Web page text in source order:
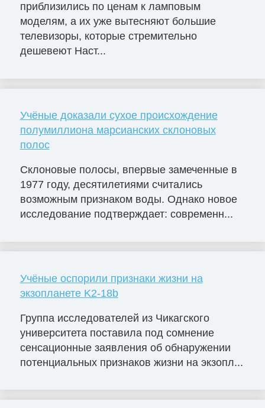
приблизились по ценам к ламповым
моделям, а их уже вытесняют большие
телевизоры, которые стремительно
дешевеют Наст...
Учёные доказали сухое происхождение
полумиллиона марсианских склоновых
полос
Склоновые полосы, впервые замеченные в
1977 году, десятилетиями считались
возможным признаком воды. Однако новое
исследование подтверждает: современн...
Учёные оспорили признаки жизни на
экзопланете K2-18b
Группа исследователей из Чикагского
университета поставила под сомнение
сенсационные заявления об обнаружении
потенциальных признаков жизни на экзопл...